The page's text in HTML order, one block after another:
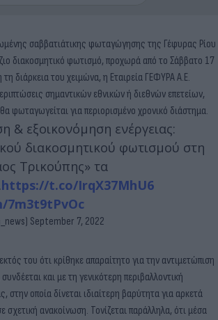
σαββατιάτικης φωταγώγησης της Γέφυρας Ρίου
διακοσμητικό φωτισμό, προχωρά από το Σάββατο 17
τη διάρκεια του χειμώνα, η Εταιρεία ΓΕΦΥΡΑ Α.Ε.
σημαντικών εθνικών ή διεθνών επετείων,
φωταγωγείται για περιορισμένο χρονικό διάστημα.
& εξοικονόμηση ενέργειας:
διακοσμητικού φωτισμού στη
Τρικούπης» τα
https://t.co/IrqX37MhU6
September 7, 2022
του ότι κρίθηκε απαραίτητο για την αντιμετώπιση
και με τη γενικότερη περιβαλλοντική
στην οποία δίνεται ιδιαίτερη βαρύτητα για αρκετά
σχετική ανακοίνωση. Τονίζεται παράλληλα, ότι μέσα